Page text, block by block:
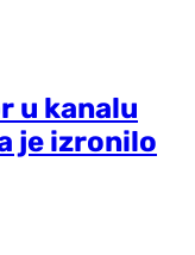
u kanalu
je izronilo